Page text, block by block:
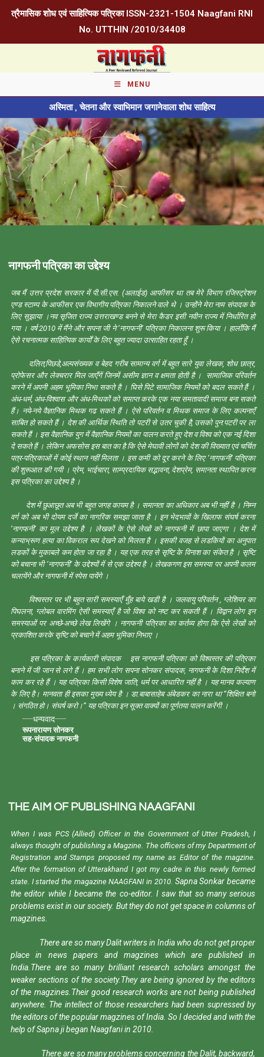
त्रैमासिक शोध एवं साहित्यिक पत्रिका ISSN-2321-1504 Naagfani RNI
No. UTTHIN /2010/34408
MENU
अस्मिता , चेतना और स्वाभिमान जगानेवाला शोध साहित्य
नागफनी पत्रिका का उद्देश्य
जब मैं उत्तर प्रदेश सरकार में पी.सी.एस. (अलाईड) आफीसर था तब मेरे विभाग रजिस्ट्रेशन
एण्ड स्टाम्प के आफीसर एक विभागीय पत्रिका निकालने वाले थे । उन्होंने मेरा नाम संपादक के
लिए सुझाया ।नव सृजित राज्य उत्तराखण्ड बनने से मेरा कैडर इसी नवीन राज्य में निर्धारित हो
गया । वर्ष 2010 में मैंने और सपना जी ने ‘नागफनी’ पत्रिका निकालना शुरू किया । हालाँकि मैं
ऐसे रचनात्मक साहित्यिक कार्यों के लिए बहुत ज्यादा उत्साहित रहता हूँ ।
दलित,पिछडे,अल्पसंख्यक व बेहद गरीब सामान्य वर्ग में बहुत सारे युवा लेखक, शोध छात्र,
प्रोफेसर और लेक्चरार मिल जाएँगें जिनमें असीम ज्ञान व क्षमता होती है । सामाजिक परिवर्तन
करने में अपनी अहम भूमिका निभा सकते है । घिसे पिटे सामाजिक नियमों को बदल सकते हैं ।
अंध-धर्म, अंध-विश्वास और अंध-मिथकों को समाप्त करके एक नया समतावादी समाज बना सकते
हैं। नये-नये वैज्ञानिक मिथक गढ सकते हैं । ऐसे परिवर्तन व मिथक समाज के लिए कल्पनाएँ
साबित हो सकते हैं । देश की आर्थिक स्थिति तो पटरी से उतर चुकी है, उसको पुन:पटरी पर ला
सकते हैं । इस वैज्ञानिक युग में वैज्ञानिक नियमों का पालन करते हुए देश व विश्व को एक नई दिशा
दे सकते हैं । लेकिन अफसोस इस बात का है कि ऐसे मेघावी लोगों को देश की विख्यात एवं चर्चित
पत्र-पत्रिकाओं में कोई स्थान नहीं मिलता । इस कमी को दूर करने के लिए ‘नागफनी’ पत्रिका
की शुरूआत की गयी । प्रेम, भाईचारा, साम्प्रदायिक सद्भावना, देशप्रेम, समानता स्थापित करना
इस पत्रिका का उद्देश्य है ।
देश में छुआछूत अब भी बहुत जगह कायम है । समानता का अधिकार अब भी नहीं है । निम्न
वर्ग को अब भी दोयम दर्जे का नागरिक समझा जाता है । इन भेदभावों के खिलाफ संघर्ष करना
‘नागफनी’ का मूल उद्देश्य है । लेखकों के ऐसे लेखों को नागफनी में छापा जाएगा । देश में
कन्याभ्रूण हत्या का विकराल रूप देखने को मिलता है । इसकी वजह से लडकियों का अनुपात
लडकों के मुकाबले कम होता जा रहा है । यह एक तरह से सृष्टि के विनाश का संकेत है । सृष्टि
को बचाना भी ‘नागफनी’ के उद्देश्यों में से एक उद्देश्य है । लेखकगण इस समस्या पर अपनी कलम
चलायेंगे और नागफनी में स्पेस पायेंगे ।
विश्वस्तर पर भी बहुत सारी समस्याएँ मुँह बाये खडी है । जलवायु परिवर्तन , ग्लेशियर का
पिघलना, ग्लोबल वारमिंग ऐसी समस्याएँ है जो विश्व को नष्ट कर सकती हैं । विद्वान लोग इन
समस्याओं पर अच्छे-अच्छे लेख लिखेंगे । नागफनी पत्रिका का कर्तव्य होगा कि ऐसे लेखों को
प्रकाशित करके सृष्टि को बचाने में अहम भूमिका निभाए ।
इस पत्रिका के कार्यकारी संपादक इस नागफनी पत्रिका को विश्वस्तर की पत्रिका
बनाने में जी जान से लगे हैं । हम सभी लोग सपना सोनकर संपादक, नागफनी के दिशा निर्देश में
काम कर रहे हैं । यह पत्रिका किसी विशेष जाति, धर्म पर आधारित नहीं है । यह मानव कल्याण
के लिए है। मानवता ही इसका मुख्य ध्येय है । डा.बाबासाहेब अंबेडकर का नारा था “शिक्षित बनो
। संगठित हो। संघर्ष करो।” यह पत्रिका इन सूक्त वाक्यों का पूर्णतया पालन करेंगी ।
धन्यवाद
रूपनारायण सोनकर
सह-संपादक नागफनी
THE AIM OF PUBLISHING NAAGFANI
When I was PCS (Allied) Officer in the Government of Utter Pradesh, I
always thought of publishing a Magzine. The officers of my Department of
Registration and Stamps proposed my name as Editor of the magzine.
After the formation of Utterakhand I got my cadre in this newly formed
state. I started the magazine NAAGFANI in 2010. Sapna Sonkar became
the editor while I became the co-editor. I saw that so many serious
problems exist in our society. But they do not get space in columns of
magzines.
There are so many Dalit writers in India who do not get proper
place in news papers and magzines which are published in
India.There are so many brilliant research scholars amongst the
weaker sections of the society.They are being ignored by the editors
of the magzines.Their good research works are not being published
anywhere. The intellect of those researchers had been supressed by
the editors of the popular magzines of India. So I decided and with the
help of Sapna ji began Naagfani in 2010.
There are so many problems concerning the Dalit, backward,